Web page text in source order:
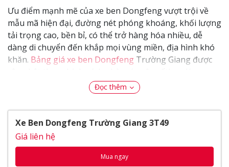
Ưu điểm mạnh mẽ của xe ben Dongfeng vượt trội về
mẫu mã hiện đại, đường nét phóng khoáng, khối lượng
tải trọng cao, bền bỉ, có thể trở hàng hóa nhiều, dễ
dàng di chuyển đến khắp mọi vùng miền, địa hình khó
khăn. Bảng giá xe ben Dongfeng Trường Giang được
Thế Giới Xe Tải xin giới thiệu đến Quý Khách Xe ben
trường hiện nay.
Nội dung bài viết
Đọc thêm
Xe Ben Dongfeng Trường Giang 3T49
Giá liên hệ
Mua ngay